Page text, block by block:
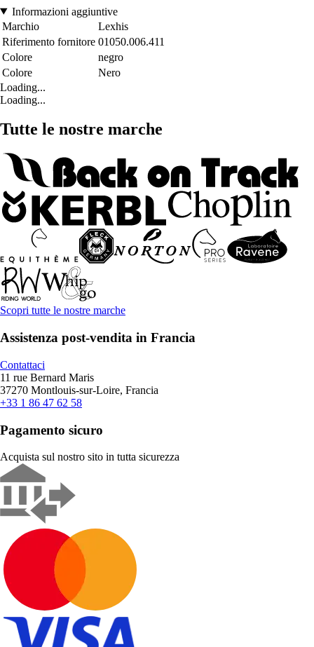
Informazioni aggiuntive
Marchio
Lexhis
Riferimento fornitore 01050.006.411
Colore
negro
Colore
Nero
Loading...
Loading...
Tutte le nostre marche
Scopri tutte le nostre marche
Assistenza post-vendita in Francia
Contattaci
11 rue Bernard Maris
37270 Montlouis-sur-Loire, Francia
+33 1 86 47 62 58
Pagamento sicuro
Acquista sul nostro sito in tutta sicurezza